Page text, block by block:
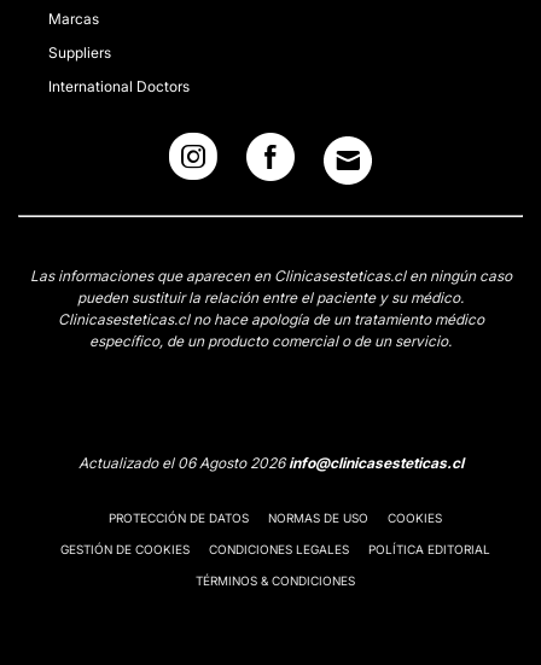
Marcas
Suppliers
International Doctors
Las informaciones que aparecen en Clinicasesteticas.cl en ningún caso
pueden sustituir la relación entre el paciente y su médico.
Clinicasesteticas.cl no hace apología de un tratamiento médico
específico, de un producto comercial o de un servicio.
Actualizado el 06 Agosto 2026info@clinicasesteticas.cl
PROTECCIÓN DE DATOS NORMAS DE USO COOKIES
GESTIÓN DE COOKIES CONDICIONES LEGALES POLÍTICA EDITORIAL
TÉRMINOS & CONDICIONES